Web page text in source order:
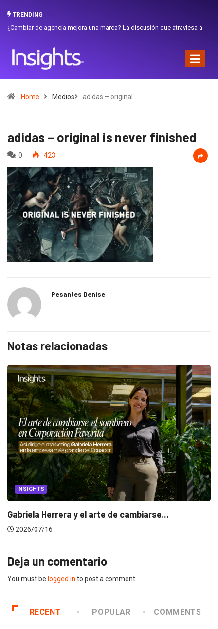
TRENDING
de agencia mejora una marca? La discusión que atraviesa a
Gabriela
Home Medios adidas – original…
adidas – original is never finished
0 423
Pesantes Denise
Notas relacionadas
INSIGHTS
Gabriela Herrera y el arte de cambiarse...
2026/07/16
Deja un comentario
You must be logged in to post a comment.
RECENT POPULAR COMMENTS